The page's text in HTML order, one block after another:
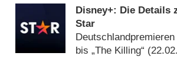
Disney+: Die Details
Star
Deutschlandpremieren
bis „The Killing“ (